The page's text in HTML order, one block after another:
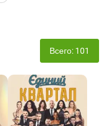
Всего: 101